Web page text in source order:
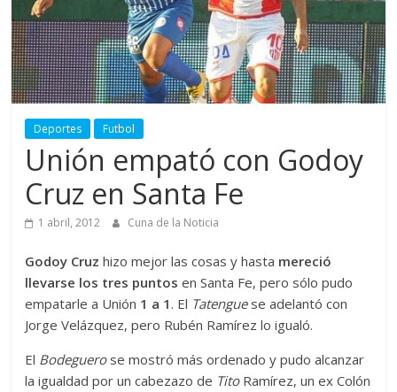
Deportes Futbol
Unión empató con Godoy
Cruz en Santa Fe
1 abril, 2012 Cuna de la Noticia
Godoy Cruz hizo mejor las cosas y hasta mereció
llevarse los tres puntos en Santa Fe, pero sólo pudo
empatarle a Unión 1 a 1. El Tatenguese adelantó con
Jorge Velázquez, pero Rubén Ramírez lo igualó.
El Bodeguerose mostró más ordenado y pudo alcanzar
la igualdad por un cabezazo de TitoRamírez, un ex Colón